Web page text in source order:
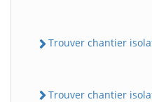
Trouver chantier
Trouver chantier